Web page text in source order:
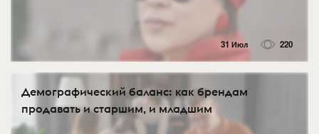
31 Июл 220
Демографический баланс: как брендам
продавать и старшим, и младшим